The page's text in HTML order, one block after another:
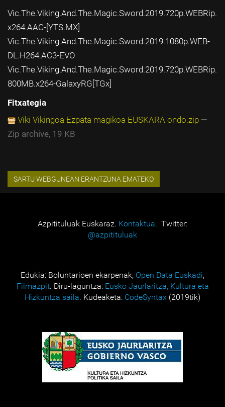
Vic.The.Viking.And.The.Magic.Sword.2019.720p.WEBRip.
x264.AAC-[YTS.MX]
Vic.The.Viking.And.The.Magic.Sword.2019.1080p.WEB-
DL.H264.AC3-EVO
Vic.The.Viking.And.The.Magic.Sword.2019.720p.WEBRip.
800MB.x264-GalaxyRG[TGx]
Fitxategia
Viki Vikingoa Ezpata magikoa EUSKARA ondo.zip —
Zip archive, 19 KB
Azpitituluak Euskaraz. Kontaktua. Twitter:
@azpitituluak
Edukia: Boluntarioen ekarpenak, Open Data Euskadi,
Filmazpit. Diru-laguntza: Eusko Jaurlaritza, Kultura eta
Hizkuntza saila. Kudeaketa: CodeSyntax (2019tik)